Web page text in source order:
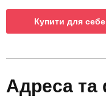
Купити для себе
Адреса та